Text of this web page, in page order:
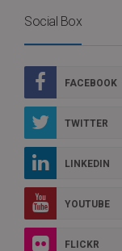
Social Box
FACEBOOK
TWITTER
LINKEDIN
YOUTUBE
FLICKR